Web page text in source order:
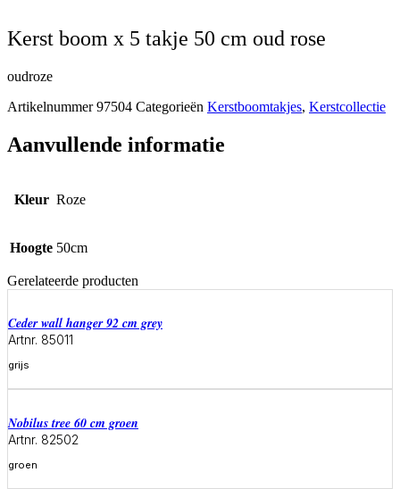
kerst boom x 5 takje 50 cm oud rose
oudroze
Artikelnummer97504 Categorieën Kerstboomtakjes, Kerstcollectie
Aanvullende informatie
Kleur Roze
Hoogte 50cm
Gerelateerde producten
ceder wall hanger 92 cm grey
Artnr. 85011
grijs
Meer informatie
Nobilus tree 60 cm groen
Artnr. 82502
groen
Meer informatie